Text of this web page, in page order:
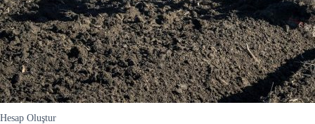
Hesap Oluştur